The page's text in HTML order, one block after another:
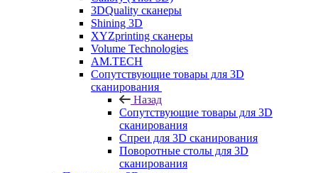
3DQuality сканеры
Shining 3D
XYZprinting сканеры
Volume Technologies
AM.TECH
Сопутствующие товары для 3D
сканирования
Назад
Сопутствующие товары для 3D
сканирования
Спреи для 3D сканирования
Поворотные столы для 3D
сканирования